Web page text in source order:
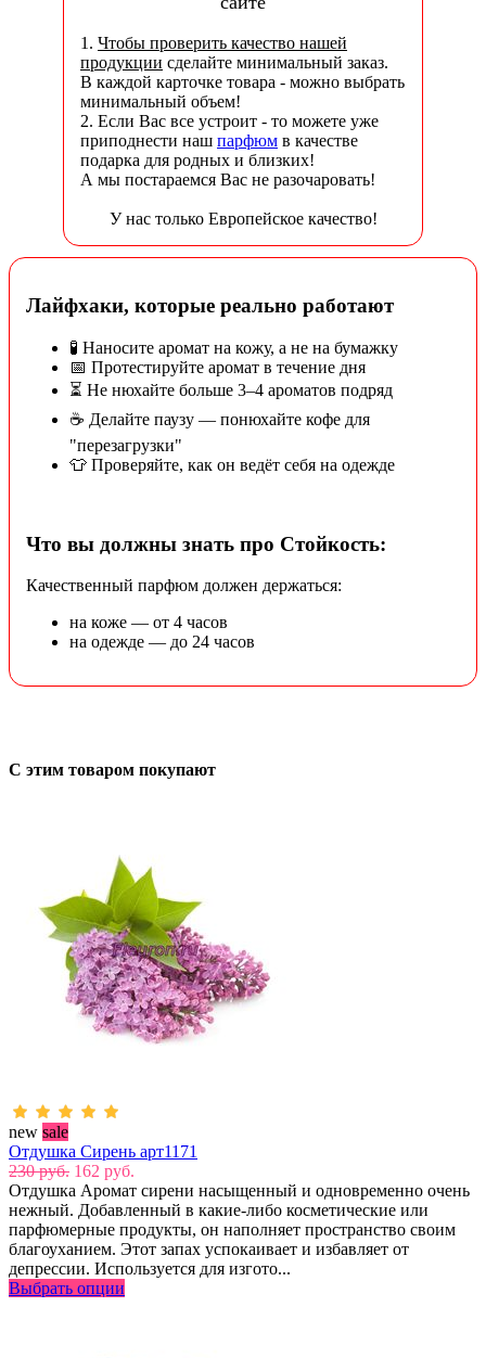
1. Чтобы проверить качество нашей
продукции сделайте минимальный заказ.
В каждой карточке товара - можно выбрать
минимальный объем!
2. Если Вас все устроит - то можете уже
приподнести наш парфюм в качестве
подарка для родных и близких!
А мы постараемся Вас не разочаровать!
У нас только Европейское качество!
Лайфхаки, которые реально работают
🧪 Наносите аромат на кожу, а не на бумажку
📅 Протестируйте аромат в течение дня
⏳ Не нюхайте больше 3–4 ароматов подряд
☕ Делайте паузу — понюхайте кофе для
"перезагрузки"
👕 Проверяйте, как он ведёт себя на одежде
Что вы должны знать про Стойкость:
Качественный парфюм должен держаться:
на коже — от 4 часов
на одежде — до 24 часов
С этим товаром покупают
new sale
Отдушка Сирень арт1171
230 руб. 162 руб.
Отдушка Аромат сирени насыщенный и одновременно очень
нежный. Добавленный в какие-либо косметические или
парфюмерные продукты, он наполняет пространство своим
благоуханием. Этот запах успокаивает и избавляет от
депрессии. Используется для изгото...
Выбрать опции